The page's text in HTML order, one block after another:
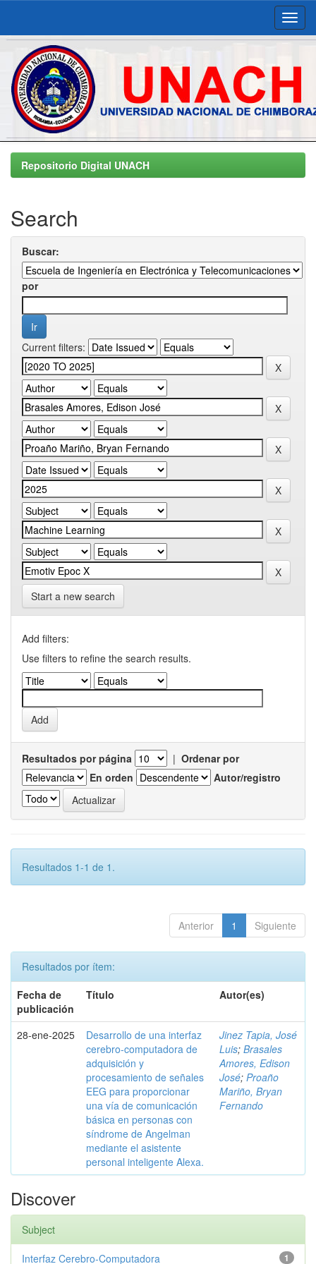
Skip
navigationRepositorio Digital UNACH
Search
Buscar:
por
Current filters:
Start a new search
Add filters:
Use filters to refine the search results.
Resultados por página | Ordenar por
En orden
Autor/registro
Resultados 1-1 de 1.
Anterior 1 Siguiente
Resultados por ítem:
Fecha de
publicación
Título Autor(es)
28-ene-2025
Desarrollo de una interfaz
cerebro-computadora de
adquisición y
procesamiento de señales
EEG para proporcionar
una vía de comunicación
básica en personas con
síndrome de Angelman
mediante el asistente
personal inteligente Alexa.
Jinez Tapia, José
Luis; Brasales
Amores, Edison
José; Proaño
Mariño, Bryan
Fernando
Discover
Subject
1
Interfaz Cerebro-Computadora